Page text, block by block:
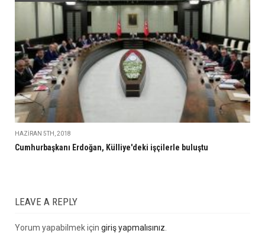
HAZIRAN 5TH, 2018
Cumhurbaşkanı Erdoğan, Külliye'deki işçilerle buluştu
LEAVE A REPLY
Yorum yapabilmek için giriş yapmalısınız.